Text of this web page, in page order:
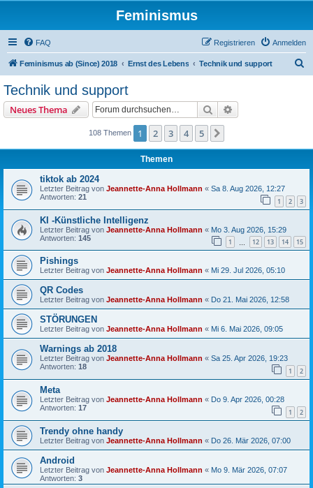
Feminismus
FAQ Anmelden
Registrieren
Feminismus ab (Since) 2018 Ernst des Lebens Technik und support
Technik und support
Neues Thema Suche
108 Themen 1 2 3 4 5
Themen
tiktok ab 2024
Letzter Beitrag von Jeannette-Anna Hollmann « Sa 8. Aug 2026, 12:27
Antworten: 21 1 2 3
KI -Künstliche Intelligenz
Letzter Beitrag von Jeannette-Anna Hollmann « Mo 3. Aug 2026, 15:29
Antworten: 145 1 12 13 14 15
Pishings
Letzter Beitrag von Jeannette-Anna Hollmann « Mi 29. Jul 2026, 05:10
QR Codes
Letzter Beitrag von Jeannette-Anna Hollmann « Do 21. Mai 2026, 12:58
STÖRUNGEN
Letzter Beitrag von Jeannette-Anna Hollmann « Mi 6. Mai 2026, 09:05
Warnings ab 2018
Letzter Beitrag von Jeannette-Anna Hollmann « Sa 25. Apr 2026, 19:23
Antworten: 18 1 2
Meta
Letzter Beitrag von Jeannette-Anna Hollmann « Do 9. Apr 2026, 00:28
Antworten: 17 1 2
Trendy ohne handy
Letzter Beitrag von Jeannette-Anna Hollmann « Do 26. Mär 2026, 07:00
Android
Letzter Beitrag von Jeannette-Anna Hollmann « Mo 9. Mär 2026, 07:07
Antworten: 3